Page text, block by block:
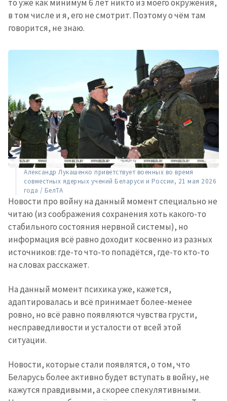
то уже как минимум 6 лет никто из моего окружения,
в том числе и я, его не смотрит. Поэтому о чём там
говорится, не знаю.
Александр Лукашенко приветствует военных во время
совместных ядерных учений Беларуси и России, 21 мая 2026
года / БелТА
Новости про войну на данный момент специально не
читаю (из соображения сохранения хоть какого-то
стабильного состояния нервной системы), но
информация всё равно доходит косвенно из разных
источников: где-то что-то попадётся, где-то кто-то
на словах расскажет.
На данный момент психика уже, кажется,
адаптировалась и всё принимает более-менее
ровно, но всё равно появляются чувства грусти,
несправедливости и усталости от всей этой
ситуации.
Новости, которые стали появлятся, о том, что
Беларусь более активно будет вступать в войну, не
кажутся правдивыми, а скорее спекулятивными.
Заголовок новости
+ Добавить
Фотография
+ Загрузить
Ссылка на медиа
медиа